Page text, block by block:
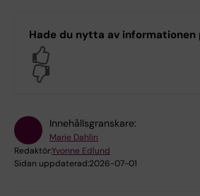
Hade du nytta av informationen
Innehållsgranskare:
Marie Dahlin
Redaktör:Yvonne Edlund
Sidan uppdaterad:2026-07-01